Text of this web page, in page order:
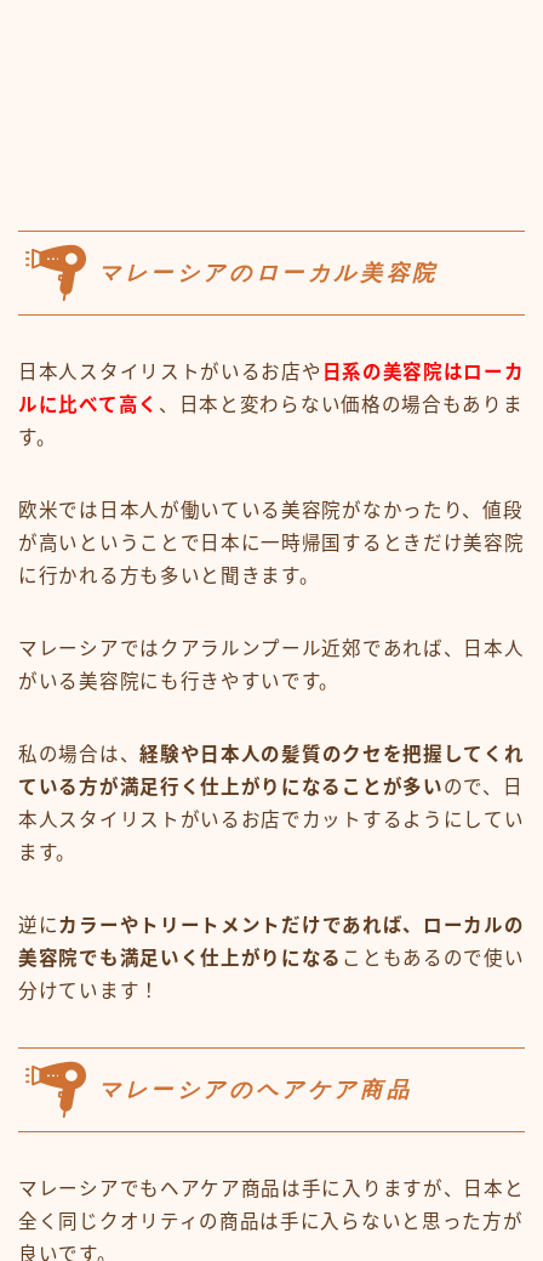
マレーシアのローカル美容院
日本人スタイリストがいるお店や 日系の美容院はローカ
ルに比べて高く 、日本と変わらない価格の場合もありま
す。
欧米では日本人が働いている美容院がなかったり、値段
が高いということで日本に一時帰国するときだけ美容院
に行かれる方も多いと聞きます。
マレーシアではクアラルンプール近郊であれば、日本人
がいる美容院にも行きやすいです。
私の場合は、経験や日本人の髪質のクセを把握してくれ
ている方が満足行く仕上がりになることが多いので、日
本人スタイリストがいるお店でカットするようにしてい
ます。
逆にカラーやトリートメントだけであれば、ローカルの
美容院でも満足いく仕上がりになる こともあるので使い
分けています！
マレーシアのヘアケア商品
マレーシアでもヘアケア商品は手に入りますが、日本と
全く同じクオリティの商品は手に入らないと思った方が
良いです。